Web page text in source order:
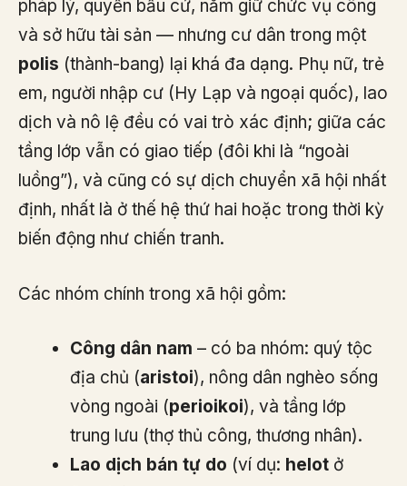
pháp lý, quyền bầu cử, nắm giữ chức vụ công
và sở hữu tài sản — nhưng cư dân trong một
polis (thành-bang) lại khá đa dạng. Phụ nữ, trẻ
em, người nhập cư (Hy Lạp và ngoại quốc), lao
dịch và nô lệ đều có vai trò xác định; giữa các
tầng lớp vẫn có giao tiếp (đôi khi là “ngoài
luồng”), và cũng có sự dịch chuyển xã hội nhất
định, nhất là ở thế hệ thứ hai hoặc trong thời kỳ
biến động như chiến tranh.
Các nhóm chính trong xã hội gồm:
Công dân nam – có ba nhóm: quý tộc
địa chủ (aristoi), nông dân nghèo sống
vòng ngoài (perioikoi), và tầng lớp
trung lưu (thợ thủ công, thương nhân).
Lao dịch bán tự do (ví dụ: helot ở